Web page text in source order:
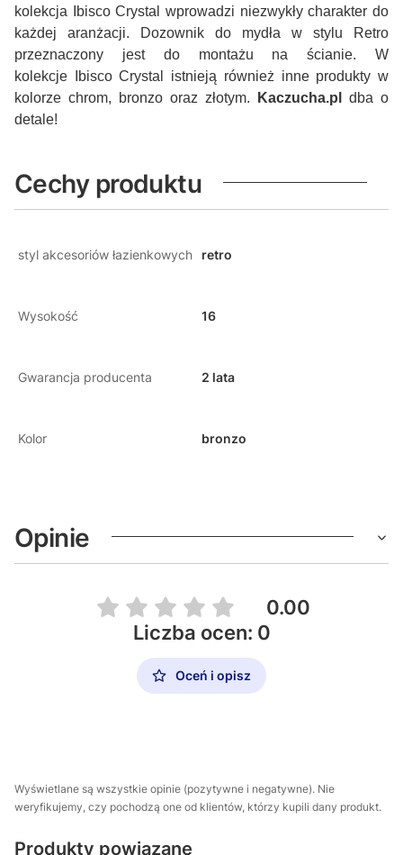
kolekcja Ibisco Crystal wprowadzi niezwykły charakter do
każdej aranżacji. Dozownik do mydła w stylu Retro
przeznaczony jest do montażu na ścianie. W
kolekcje Ibisco Crystal istnieją również inne produkty w
kolorze chrom, bronzo oraz złotym.
Kaczucha.pl
dba o
detale!
Cechy produktu
styl akcesoriów łazienkowych retro
Wysokość 16
Gwarancja producenta 2 lata
Kolor bronzo
Opinie
0.00
Liczba ocen: 0
Oceń i opisz
Wyświetlane są wszystkie opinie (pozytywne i negatywne). Nie
weryfikujemy, czy pochodzą one od klientów, którzy kupili dany produkt.
Produkty powiązane